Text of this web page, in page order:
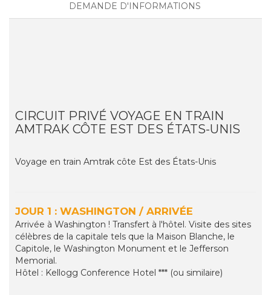
DEMANDE D'INFORMATIONS
CIRCUIT PRIVÉ VOYAGE EN TRAIN
AMTRAK CÔTE EST DES ÉTATS-UNIS
Voyage en train Amtrak côte Est des États-Unis
JOUR 1 : WASHINGTON / ARRIVÉE
Arrivée à Washington ! Transfert à l'hôtel. Visite des sites
célèbres de la capitale tels que la Maison Blanche, le
Capitole, le Washington Monument et le Jefferson
Memorial.
Hôtel : Kellogg Conference Hotel *** (ou similaire)